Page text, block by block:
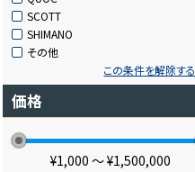
SCOTT
SHIMANO
その他
この条件を解除する
価格
¥1,000 〜¥1,500,000